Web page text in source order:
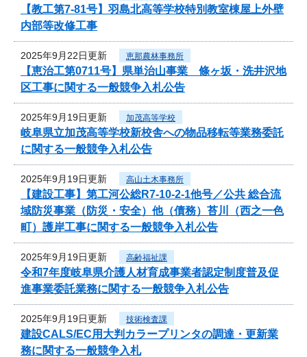
【教工第7-81号】羽島北高等学校特別教室棟屋上外壁
内部等改修工事
2025年9月22日更新 恵那農林事務所
【恵治工第0711号】県単治山事業 條ヶ坂・洗井沢地
区工事に関する一般競争入札公告
2025年9月19日更新 加茂高等学校
岐阜県立加茂高等学校新校舎への物品移転等業務委託
に関する一般競争入札公告
2025年9月19日更新 高山土木事務所
【建設工事】第工河公総R7-10-2-1他号／公共 総合流
域防災事業（防災・安全）他（債務）苔川（西之一色
町）護岸工事に関する一般競争入札公告
2025年9月19日更新 高齢福祉課
令和7年度岐阜県介護人材育成事業者認定制度普及促
進事業委託業務に関する一般競争入札公告
2025年9月19日更新 技術検査課
建設CALS/EC用大判カラープリンタの調達・更新業
務に関する一般競争入札